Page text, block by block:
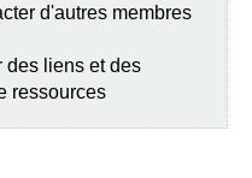
d'autres membres
des liens et des
ressources